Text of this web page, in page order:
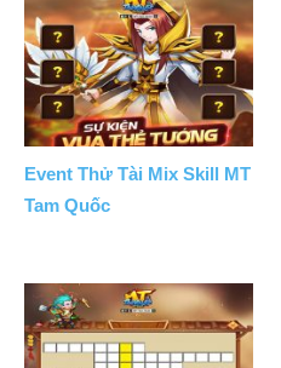
Event Thử Tài Mix Skill MT
Tam Quốc